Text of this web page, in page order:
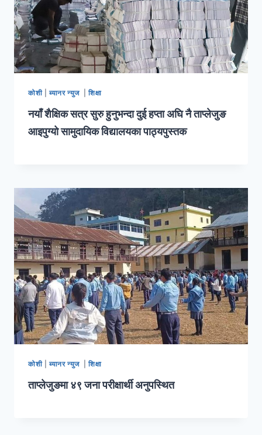
कोशी| ब्यानर न्युज |शिक्षा
नयाँ शैक्षिक सत्र सुरु हुनुभन्दा दुई हप्ता अघि नै ताप्लेजुङ
आइपुग्यो सामुदायिक विद्यालयका पाठ्यपुस्तक
कोशी| ब्यानर न्युज |शिक्षा
ताप्लेजुङमा ४९ जना परीक्षार्थी अनुपस्थित